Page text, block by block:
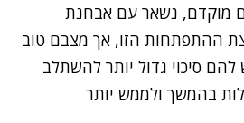
מוקדם, נשאר עם אבחנת
ההתפתחות הזו, אך מצבם טוב
להם סיכוי גדול יותר להשתלב
בהמשך ולממש יותר